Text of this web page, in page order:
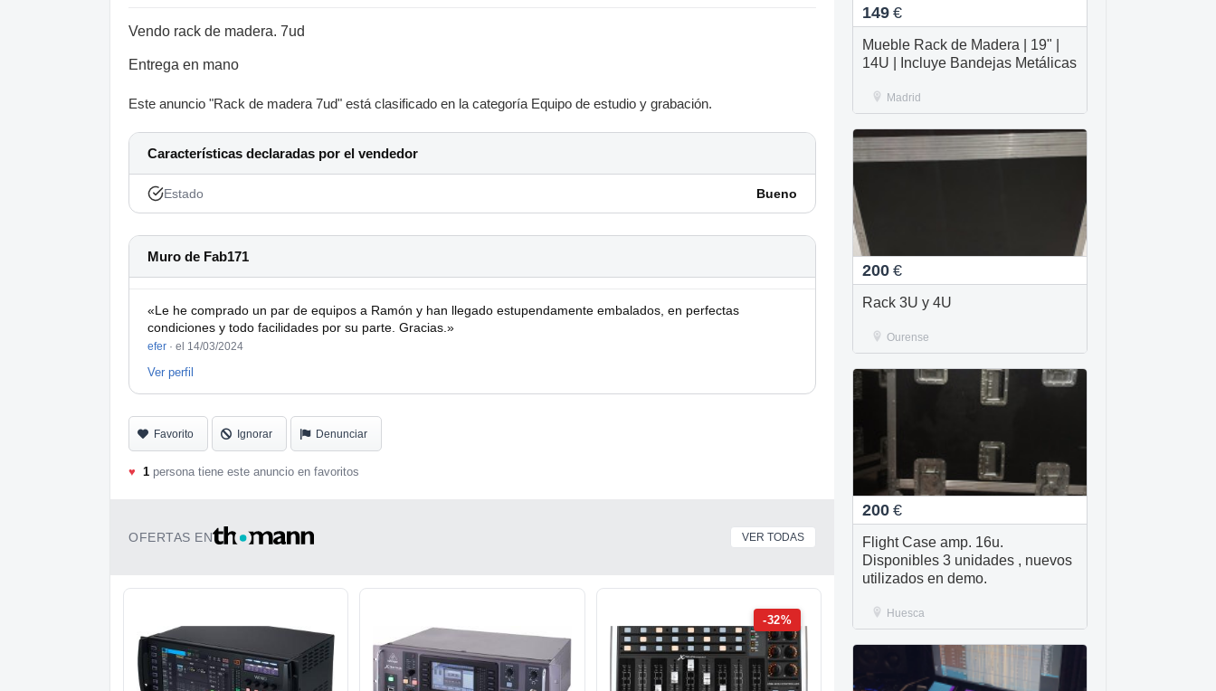
Vendo rack de madera. 7ud
Entrega en mano
Este anuncio "Rack de madera 7ud" está clasificado en la categoría Equipo de estudio y grabación.
Características declaradas por el vendedor
Estado Bueno
Muro de Fab171
«Le he comprado un par de equipos a Ramón y han llegado estupendamente embalados, en perfectas
condiciones y todo facilidades por su parte. Gracias.»
efer · el 14/03/2024
Ver perfil
Favorito Ignorar Denunciar
♥ 1 persona tiene este anuncio en favoritos
OFERTAS EN VER TODAS
-32%
149 €
Mueble Rack de Madera | 19" |
14U | Incluye Bandejas Metálicas
Madrid
200 €
Rack 3U y 4U
Ourense
200 €
Flight Case amp. 16u.
Disponibles 3 unidades , nuevos
utilizados en demo.
Huesca